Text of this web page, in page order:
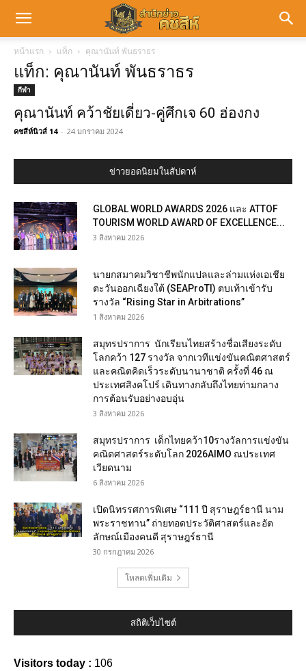
หน้าแรก แท็ก คุณานันท์ พันธราธร
แท็ก: คุณานันท์ พันธราธร
กีฬา
คุณานันท์ คว้าชัยเดี่ยว-คู่ศึกเจ 60 ฮ่องกง
คชสีห์นิวส์ 14 - 24 มกราคม 2024
ข่าวยอดนิยมในสัปดาห์
GLOBAL WORLD AWARDS 2026 และ ATTOF
TOURISM WORLD AWARD OF EXCELLENCE...
3 สิงหาคม 2026
นายกสมาคมวิชาชีพนักแปลและล่ามแห่งเอเชีย
ตะวันออกเฉียงใต้ (SEAProTI) ตบเท้าเข้ารับ
รางวัล “Rising Star in Arbitrations”
1 สิงหาคม 2026
สมุทรปราการ นักเรียนไทยสร้างชื่อเสียงระดับ
โลกคว้า 127 รางวัล จากเวทีแข่งขันคณิตศาสตร์
และคณิตคิดเร็วระดับนานาชาติ ครั้งที่ 46 ณ
ประเทศสิงคโปร์ เดินทางกลับถึงไทยท่ามกลาง
การต้อนรับอย่างอบอุ่น
3 สิงหาคม 2026
สมุทรปราการ เด็กไทยคว้า10รางวัลการแข่งขัน
คณิตศาสตร์ระดับโลก 2026AIMO ณประเทศ
เวียดนาม
6 สิงหาคม 2026
เปิดนิทรรศการพิเศษ “111 ปี สุราษฎร์ธานี นาม
พระราชทาน” ถ่ายทอดประวัติศาสตร์และอัต
ลักษณ์เมืองคนดี สุราษฎร์ธานี
30 กรกฎาคม 2026
โหลดเพิ่มเติม
สถิติเว็บไซต์
Visitors today : 106